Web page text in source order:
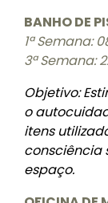
BANHO DE
1ª Semana:
3ª Semana:
Objetivo:
o
itens
consciência
espaço.